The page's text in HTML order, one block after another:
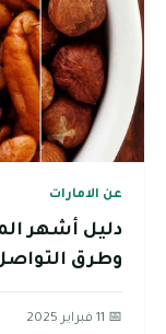
عن الامارات
دليل أشهر
وطرق
📅 11 فبراير 2025